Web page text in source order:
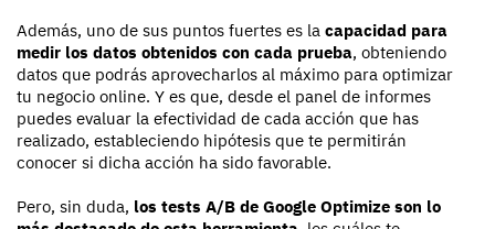
Además, uno de sus puntos fuertes es la capacidad para
medir los datos obtenidos con cada prueba, obteniendo
datos que podrás aprovecharlos al máximo para optimizar
tu negocio online. Y es que, desde el panel de informes
puedes evaluar la efectividad de cada acción que has
realizado, estableciendo hipótesis que te permitirán
conocer si dicha acción ha sido favorable.
Pero, sin duda, los tests A/B de Google Optimize son lo